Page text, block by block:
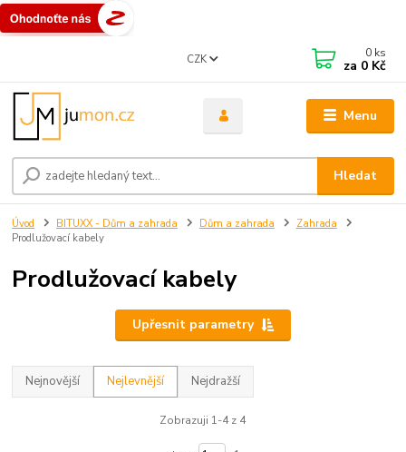
Menu
CZK
Hledat
0 ks
za 0 Kč
Úvod BITUXX - Dům a zahrada Dům a zahrada
Zahrada
Prodlužovací kabely
Prodlužovací kabely
Upřesnit parametry
Nejnovější Nejlevnější Nejdražší
Zobrazuji 1-4 z 4